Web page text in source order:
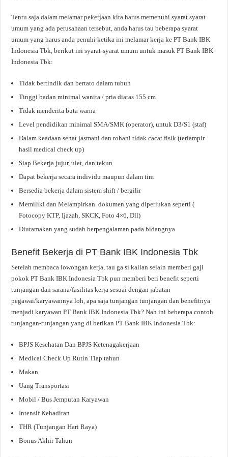
Tentu saja dalam melamar pekerjaan kita harus memenuhi syarat syarat
umum yang ada perusahaan tersebut, anda harus tau beberapa syarat
umum yang harus anda penuhi ketika ini melamar kerja ke PT Bank IBK
Indonesia Tbk, berikut ini syarat-syarat umum untuk masuk PT Bank IBK
Indonesia Tbk:
Tidak bertindik dan bertato dalam tubuh
Tinggi badan minimal wanita / pria diatas 155 cm
Tidak menderita buta warna
Level pendidikan minimal SMA/SMK (operator), untuk D3/S1 (staf)
Dalam keadaan sehat jasmani dan rohani tidak cacat fisik (terlampir
hasil medical check up)
Siap Bekerja jujur, ulet, dan tekun
Dapat bekerja secara individu maupun dalam tim
Bersedia bekerja dalam sistem shift / bergilir
Memiliki dan Melampirkan dokumen yang diperlukan seperti (
Fotocopy KTP, Ijazah, SKCK, Foto 4×6, Dll)
Diutamakan yang sudah berpengalaman pada bidangnya
Benefit Bekerja di PT Bank IBK Indonesia Tbk
Setelah membaca lowongan kerja, tau ga si kalian selain memberi gaji
pokok PT Bank IBK Indonesia Tbk pun memberi beri benefit seperti
tunjangan dan sarana/fasilitas kerja sesuai dengan jabatan
pegawai/karyawannya loh, apa saja tunjangan tunjangan dan benefitnya
menjadi karyawan PT Bank IBK Indonesia Tbk? Nah ini beberapa contoh
tunjangan-tunjangan yang di berikan PT Bank IBK Indonesia Tbk:
BPJS Kesehatan Dan BPJS Ketenagakerjaan
Medical Check Up Rutin Tiap tahun
Makan
Uang Transportasi
Mobil / Bus Jemputan Karyawan
Intensif Kehadiran
THR (Tunjangan Hari Raya)
Bonus Akhir Tahun